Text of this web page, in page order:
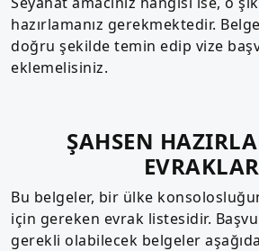
hazırlamanız gerekmektedir.
doğru şekilde temin edip vize
eklemelisiniz.
ŞAHSEN
EVRAKLAR
Bu belgeler, bir ülke
için gereken evrak listesidir.
gerekli olabilecek belgeler